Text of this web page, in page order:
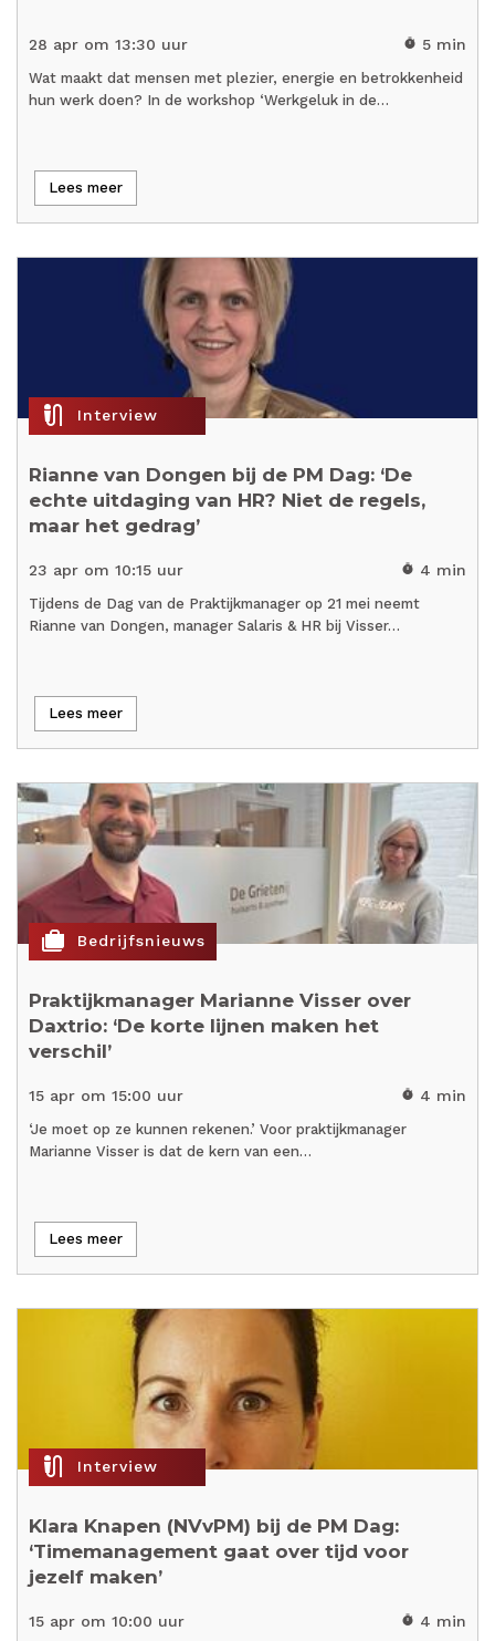
28 apr om 13:30 uur timer 5 min
Wat maakt dat mensen met plezier, energie en betrokkenheid
hun werk doen? In de workshop ‘Werkgeluk in de…
Lees meer
mic_external_on Interview
Rianne van Dongen bij de PM Dag: ‘De
echte uitdaging van HR? Niet de regels,
maar het gedrag’
23 apr om 10:15 uur timer 4 min
Tijdens de Dag van de Praktijkmanager op 21 mei neemt
Rianne van Dongen, manager Salaris & HR bij Visser…
Lees meer
cases Bedrijfsnieuws
Praktijkmanager Marianne Visser over
Daxtrio: ‘De korte lijnen maken het
verschil’
15 apr om 15:00 uur timer 4 min
‘Je moet op ze kunnen rekenen.’ Voor praktijkmanager
Marianne Visser is dat de kern van een…
Lees meer
mic_external_on Interview
Klara Knapen (NVvPM) bij de PM Dag:
‘Timemanagement gaat over tijd voor
jezelf maken’
15 apr om 10:00 uur timer 4 min